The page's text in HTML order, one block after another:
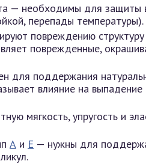
— необходимы для защиты
перепады температуры).
повреждению
поврежденные,
для поддержания
влияние на
мягкость, упругость и
А и Е — нужны для